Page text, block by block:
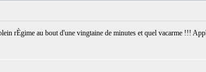
rÈgime au bout d'une vingtaine de minutes et quel vacarme !!!